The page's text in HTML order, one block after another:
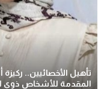
تأهيل الأخصائيين..
المقدمة للأشخاص ذوي